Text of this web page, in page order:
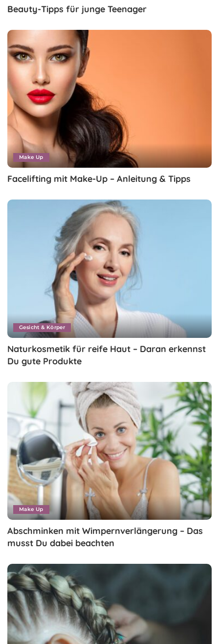
Beauty-Tipps für junge Teenager
Make Up
Facelifting mit Make-Up – Anleitung & Tipps
Gesicht & Körper
Naturkosmetik für reife Haut – Daran erkennst
Du gute Produkte
Make Up
Abschminken mit Wimpernverlängerung – Das
musst Du dabei beachten